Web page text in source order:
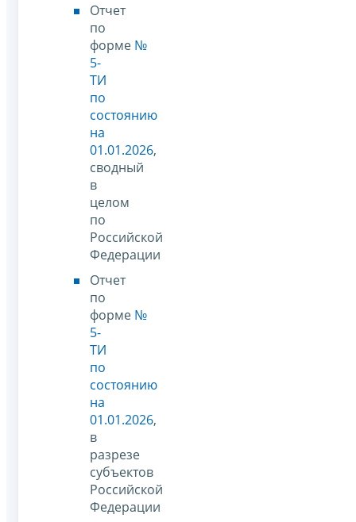
Отчет
по
форме №
5-
ТИ
по
состоянию
на
01.01.2026,
сводный
в
целом
по
Российской
Федерации
Отчет
по
форме №
5-
ТИ
по
состоянию
на
01.01.2026,
в
разрезе
субъектов
Российской
Федерации